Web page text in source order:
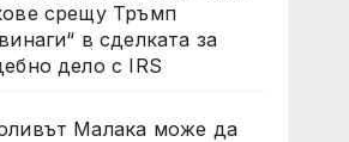
срещу Тръмп
в сделката за
дело с IRS
Малака може да